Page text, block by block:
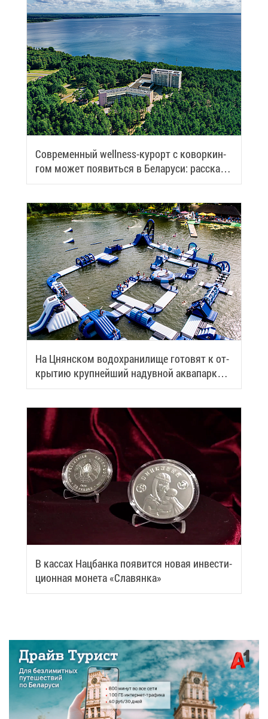
Со­вре­мен­ный wellness-ку­рорт с ко­вор­кин­
гом мо­жет по­явить­ся в Бе­ла­ру­си: рас­ска­
зы­ва­ем по­дроб­но­сти
На Цнян­ском во­до­хра­ни­ли­ще го­то­вят к от­
кры­тию круп­ней­ший на­дув­ной ак­ва­парк
Бе­ла­ру­си
В кас­сах Нац­бан­ка по­явит­ся но­вая ин­ве­сти­
ци­он­ная мо­не­та «Сла­вян­ка»